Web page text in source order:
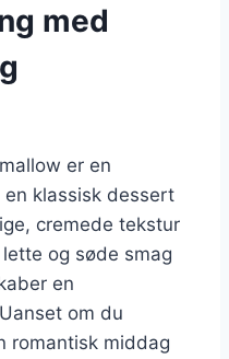
med
er en
klassisk dessert
cremede tekstur
og søde smag
en
om du
romantisk middag